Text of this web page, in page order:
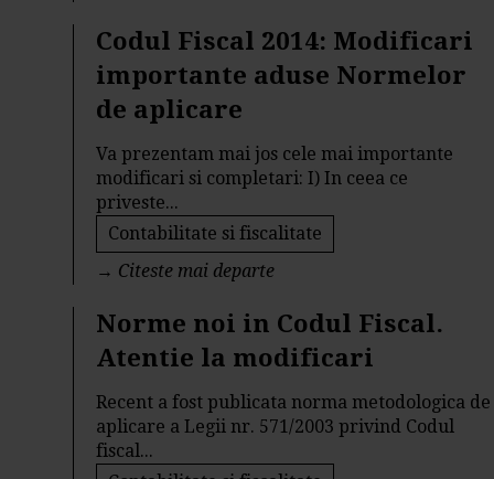
Codul Fiscal 2014: Modificari
importante aduse Normelor
de aplicare
Va prezentam mai jos cele mai importante
modificari si completari: I) In ceea ce
priveste...
Contabilitate si fiscalitate
→ Citeste mai departe
Norme noi in Codul Fiscal.
Atentie la modificari
Recent a fost publicata norma metodologica de
aplicare a Legii nr. 571/2003 privind Codul
fiscal...